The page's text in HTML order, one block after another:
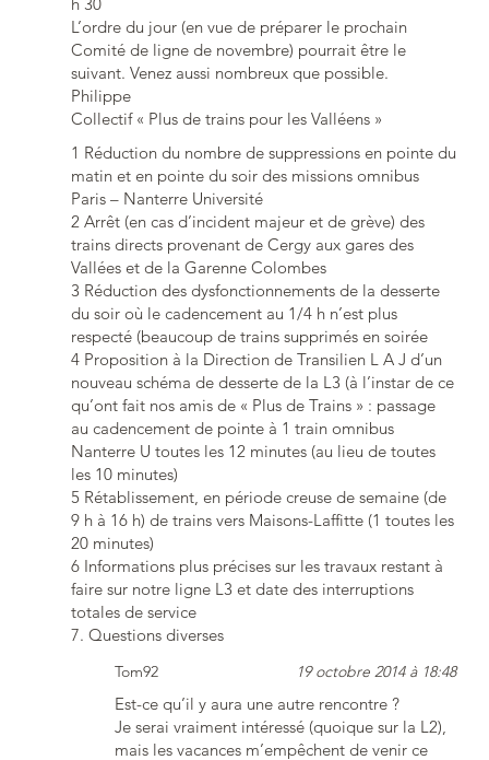
L’ordre du jour (en vue de préparer le prochain
Comité de ligne de novembre) pourrait être le
suivant. Venez aussi nombreux que possible.
Philippe
Collectif « Plus de trains pour les Valléens »
1 Réduction du nombre de suppressions en pointe du
matin et en pointe du soir des missions omnibus
Paris – Nanterre Université
2 Arrêt (en cas d’incident majeur et de grève) des
trains directs provenant de Cergy aux gares des
Vallées et de la Garenne Colombes
3 Réduction des dysfonctionnements de la desserte
du soir où le cadencement au 1/4 h n’est plus
respecté (beaucoup de trains supprimés en soirée
4 Proposition à la Direction de Transilien L A J d’un
nouveau schéma de desserte de la L3 (à l’instar de ce
qu’ont fait nos amis de « Plus de Trains » : passage
au cadencement de pointe à 1 train omnibus
Nanterre U toutes les 12 minutes (au lieu de toutes
les 10 minutes)
5 Rétablissement, en période creuse de semaine (de
9 h à 16 h) de trains vers Maisons-Laffitte (1 toutes les
20 minutes)
6 Informations plus précises sur les travaux restant à
faire sur notre ligne L3 et date des interruptions
totales de service
7. Questions diverses
Tom92 19 octobre 2014 à 18:48
Est-ce qu’il y aura une autre rencontre ?
Je serai vraiment intéressé (quoique sur la L2),
mais les vacances m’empêchent de venir ce